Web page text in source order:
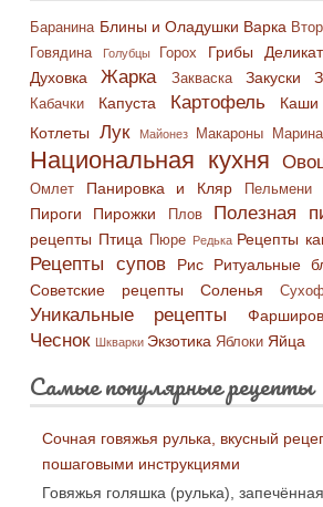
Баранина Блины и Оладушки Варка
Говядина Голубцы Горох Грибы
Духовка
Жарка Закваска Закуски
Кабачки Капуста Картофель Каши
Котлеты Лук Майонез Макароны
Национальная кухня
Омлет Панировка и Кляр Пельмени
Пироги Пирожки Плов Полезная
рецепты Птица Пюре Редька Рецепты
Рецепты супов Рис Ритуальные
Советские рецепты Соленья
Уникальные рецепты
Чеснок Шкварки Экзотика Яблоки Яйца
Самые популярные рецепты
Сочная говяжья рулька, вкусный
пошаговыми инструкциями
Говяжья голяшка (рулька), запечённая